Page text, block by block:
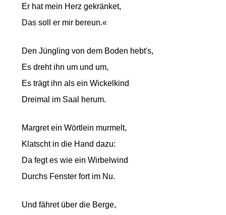
Er hat mein Herz gekränket,
Das soll er mir bereun.«
Den Jüngling von dem Boden hebt's,
Es dreht ihn um und um,
Es trägt ihn als ein Wickelkind
Dreimal im Saal herum.
Margret ein Wörtlein murmelt,
Klatscht in die Hand dazu:
Da fegt es wie ein Wirbelwind
Durchs Fenster fort im Nu.
Und fähret über die Berge,